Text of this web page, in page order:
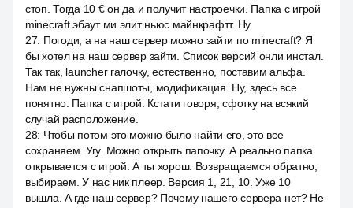
стоп. Тогда 10 € он да и получит настроечки. Папка с игрой
minecraft эбаут ми элит ньюс майнкрафтт. Ну.
27: Погоди, а на наш сервер можно зайти по minecraft? Я
бы хотел на наш сервер зайти. Список версий онли инстал.
Так так, launcher галочку, естественно, поставим альфа.
Нам не нужны снапшоты, модификация. Ну, здесь все
понятно. Папка с игрой. Кстати говоря, сфотку на всякий
случай расположение.
28: Чтобы потом это можно было найти его, это все
сохраняем. Угу. Можно открыть папочку. А реально папка
открывается с игрой. А ты хорош. Возвращаемся обратно,
выбираем. У нас ник плеер. Версия 1, 21, 10. Уже 10
вышла. А где наш сервер? Почему нашего сервера нет? Не